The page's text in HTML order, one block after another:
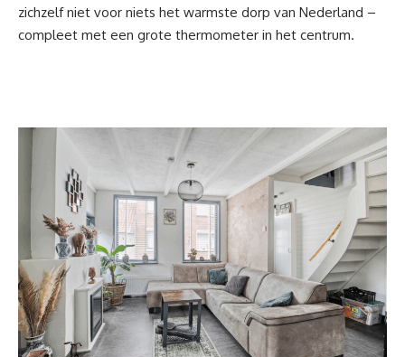
zichzelf niet voor niets het warmste dorp van Nederland –
compleet met een grote thermometer in het centrum.